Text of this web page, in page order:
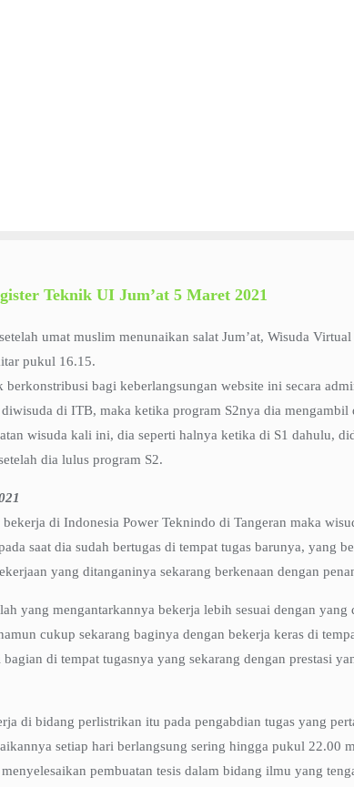
Teknik UI Jum’at 5 Maret 2021
umat muslim menunaikan salat Jum’at, Wisuda
pukul 16.15.
bagi keberlangsungan website ini secara
di ITB, maka ketika program S2nya dia
wisuda kali ini, dia seperti halnya ketika di S1 dahulu,
dia lulus program S2.
di Indonesia Power Teknindo di Tangeran maka
saat dia sudah bertugas di tempat tugas barunya,
yang ditanganinya sekarang berkenaan dengan
yang mengantarkannya bekerja lebih sesuai dengan
cukup sekarang baginya dengan bekerja keras di
di tempat tugasnya yang sekarang dengan prestasi
di bidang perlistrikan itu pada pengabdian tugas yang
setiap hari berlangsung sering hingga pukul
pembuatan tesis dalam bidang ilmu yang